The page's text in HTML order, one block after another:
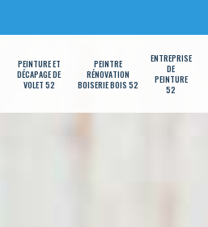
PEINTURE ET
DÉCAPAGE DE
VOLET 52
PEINTRE
RÉNOVATION
BOISERIE BOIS 52
ENTREPRISE
DE
PEINTURE
52